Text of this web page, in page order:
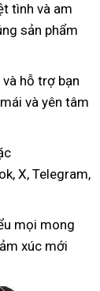
tình và am
sản phẩm
hỗ trợ bạn
và yên tâm
X, Telegram,
mọi mong
xúc mới